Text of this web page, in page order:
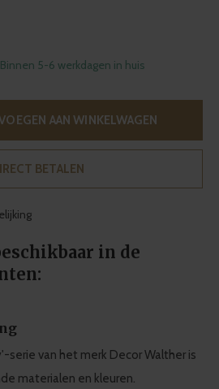
5-6 werkdagen in huis
AAN WINKELWAGEN
BETALEN
in de
serie van het merk Decor Walther is
materialen en kleuren.